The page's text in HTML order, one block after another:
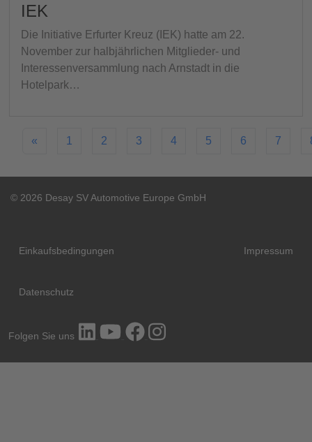
IEK
Die Initiative Erfurter Kreuz (IEK) hatte am 22.
November zur halbjährlichen Mitglieder- und
Interessenversammlung nach Arnstadt in die
Hotelpark…
« 1 2 3 4 5 6 7
© 2026 Desay SV Automotive Europe GmbH
Einkaufsbedingungen Impressum
Datenschutz
Folgen Sie uns